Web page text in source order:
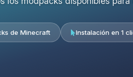
de Minecraft Instalación en 1